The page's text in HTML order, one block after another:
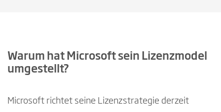
Warum hat Microsoft sein Lizenzmodel
umgestellt?
Microsoft richtet seine Lizenzstrategie derzeit